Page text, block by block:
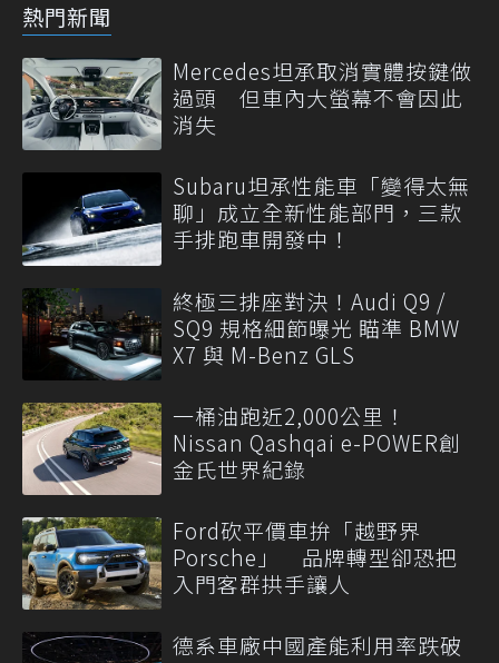
熱門新聞
Mercedes坦承取消實體按鍵做
過頭 但車內大螢幕不會因此
消失
Subaru坦承性能車「變得太無
聊」成立全新性能部門，三款
手排跑車開發中！
終極三排座對決！Audi Q9 /
SQ9 規格細節曝光 瞄準 BMW
X7 與 M-Benz GLS
一桶油跑近2,000公里！
Nissan Qashqai e-POWER創
金氏世界紀錄
Ford砍平價車拚「越野界
Porsche」 品牌轉型卻恐把
入門客群拱手讓人
德系車廠中國產能利用率跌破